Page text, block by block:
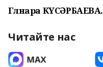
Гөлнара КҮСӘРБАЕВА.
Читайте нас